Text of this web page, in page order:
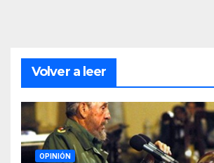
Volver a leer
OPINIÓN